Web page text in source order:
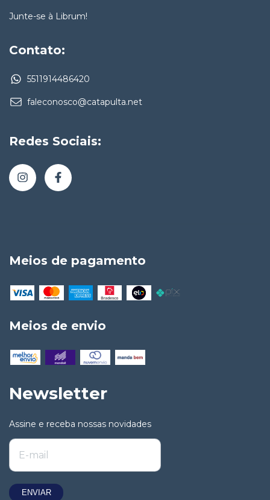
Junte-se à Librum!
Contato:
5511914486420
faleconosco@catapulta.net
Redes Sociais:
Meios de pagamento
Meios de envio
Newsletter
Assine e receba nossas novidades